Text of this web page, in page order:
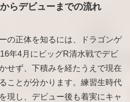
らデビューまでの流れ
の正体を知るには、ドラゴンゲ
年4月にビッグR清水戦でデビ
せず、下積みを経たうえで現在
ことが分かります。練習生時代
現し、デビュー後も着実にキャ